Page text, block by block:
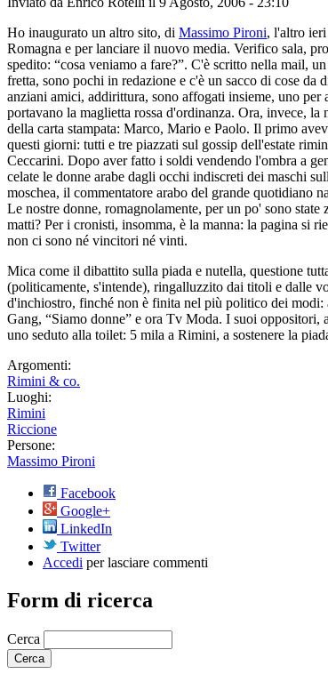
Ho inaugurato un altro sito, di Massimo Pironi, l'altro
Romagna e per lanciare il nuovo media. Verifico sala,
spedito: “cosa veniamo a fare?”. C'è scritto nella mail,
fretta, sono pochi in redazione e c'è un sacco di cose
anziani amici, addirittura, sono affogati insieme, uno
portavano la maglietta rossa d'ordinanza. Ora, invece,
della carta stampata: Marco, Mario e Paolo. Il primo
questi giorni: tutti e tre piazzati sul gossip dell'estate
Ceccarini. Dopo aver fatto i soldi vendendo l'ombra a
celate le donne arabe dagli occhi indiscreti dei maschi
moschea, il commentatore arabo del grande quotidiano
Le nostre donne, romagnolamente, per un po' sono
matti? Per i cronisti, insomma, è la manna: la pagina si
non ci sono né vincitori né vinti.
Mica come il dibattito sulla piada e nutella, questione
(politicamente, s'intende), ringalluzzito dai titoli e dalle
d'inchiostro, finché non è finita nel più politico dei
Gang, “Siamo donne” e ora Tv Moda. I suoi oppositori,
uno seduto alla toilet: 5 mila a Rimini, a sostenere la
Argomenti:
Rimini & co.
Luoghi:
Rimini
Riccione
Persone:
Massimo Pironi
Facebook
Google+
LinkedIn
Twitter
Accedi per lasciare commenti
Form di ricerca
Cerca